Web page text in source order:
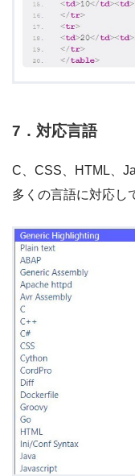
7．対応言語
C、CSS、HTML、
多くの言語に対応し